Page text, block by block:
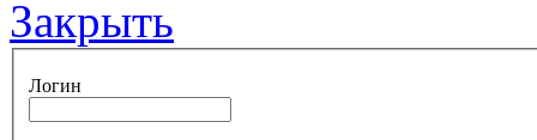
Закрыть
Логин